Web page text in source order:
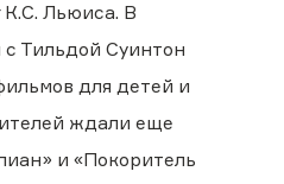
К.С. Льюиса. В
Тильдой Суинтон
для детей и
ждали еще
и «Покоритель